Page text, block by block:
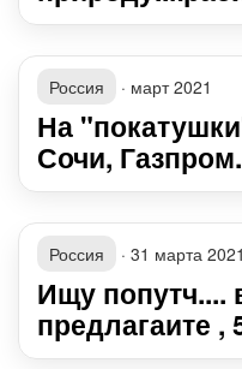
Россия · март 2021
На
Сочи,
Россия · 31 марта 2021
Ищу попутч....
предлагаите ,